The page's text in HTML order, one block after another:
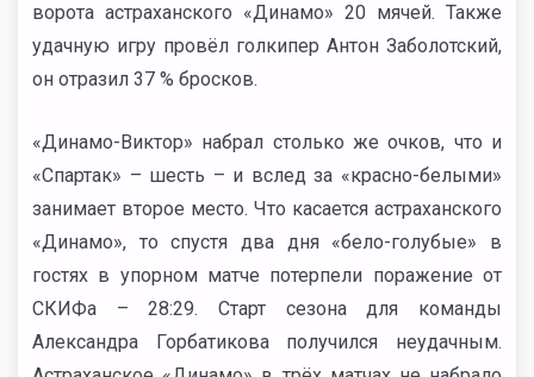
ворота астраханского «Динамо» 20 мячей. Также
удачную игру провёл голкипер Антон Заболотский,
он отразил 37 % бросков.
«Динамо-Виктор» набрал столько же очков, что и
«Спартак» – шесть – и вслед за «красно-белыми»
занимает второе место. Что касается астраханского
«Динамо», то спустя два дня «бело-голубые» в
гостях в упорном матче потерпели поражение от
СКИФа – 28:29. Старт сезона для команды
Александра Горбатикова получился неудачным.